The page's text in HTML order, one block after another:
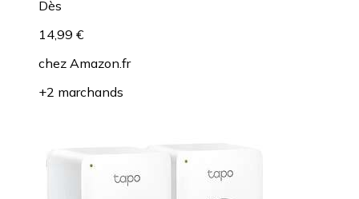
Dès
14,99 €
chez Amazon.fr
+2 marchands